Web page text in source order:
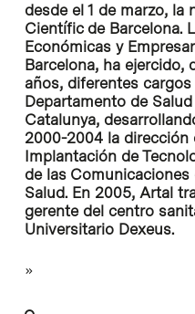
desde el 1 de marzo, la
Científic de Barcelona.
Económicas y
Barcelona, ha ejercido,
años, diferentes
Departamento de
Catalunya,
2000-2004 la dirección
Implantación de
de las
Salud. En 2005, Artal
gerente del centro
Universitario Dexeus.
»